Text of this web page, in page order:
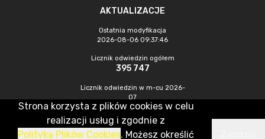
AKTUALIZACJE
Ostatnia modyfikacja
2026-08-06 09:37:46
Licznik odwiedzin ogółem
395 747
Licznik odwiedzin w m-cu 2026-
07
1 058
CMS & Hosting: Nefeni Sp. z o.o.
Strona korzysta z plików cookies w celu
realizacji usług i zgodnie z
Polityką Plików Cookies. Możesz określić